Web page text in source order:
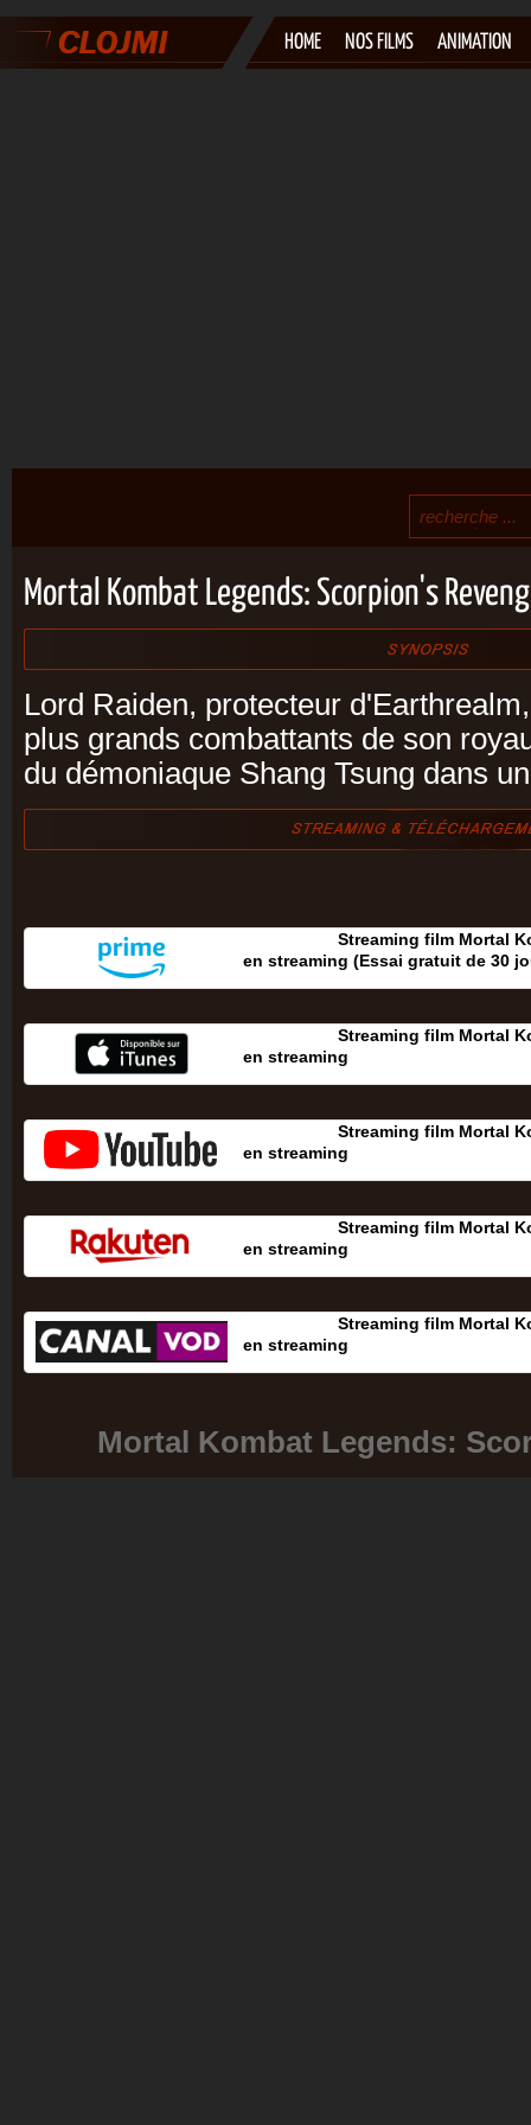
HOME NOS FILMS ANIMATION
Mortal Kombat Legends: Scorpion's
Lord Raiden, protecteur
plus grands combattants de son
du démoniaque Shang Tsung dans
Streaming film Mortal
en streaming (Essai gratuit de 30
Streaming film Mortal
en streaming
Streaming film Mortal
en streaming
Streaming film Mortal
en streaming
Streaming film Mortal
en streaming
Mortal Kombat Legends: